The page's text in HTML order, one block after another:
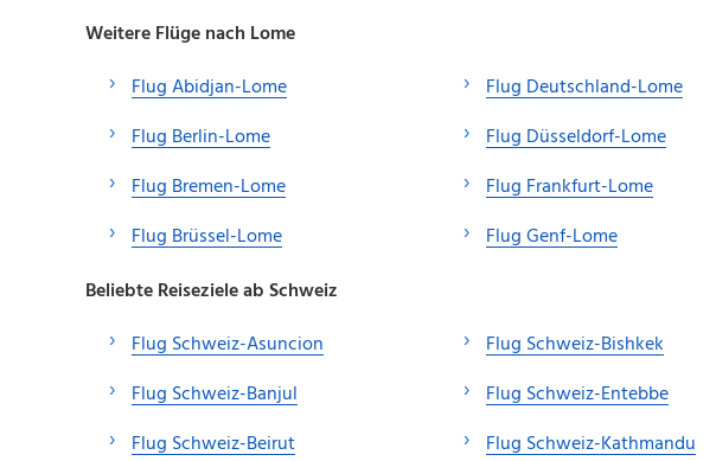
Weitere Flüge nach Lome
Flug Abidjan-Lome
Flug Berlin-Lome
Flug Bremen-Lome
Flug Brüssel-Lome
Flug Deutschland-Lome
Flug Düsseldorf-Lome
Flug Frankfurt-Lome
Flug Genf-Lome
Beliebte Reiseziele ab Schweiz
Flug Schweiz-Asuncion
Flug Schweiz-Banjul
Flug Schweiz-Beirut
Flug Schweiz-Bishkek
Flug Schweiz-Entebbe
Flug Schweiz-Kathmandu